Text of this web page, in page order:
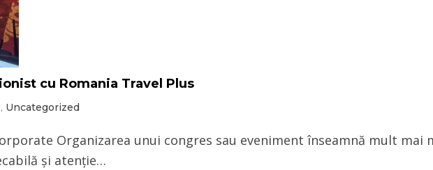
cu Romania Travel Plus
, Uncategorized
Organizarea unui congres sau eveniment înseamnă mult mai
și atenție…